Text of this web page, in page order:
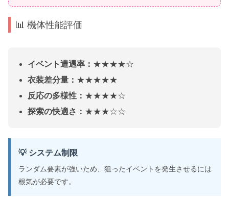
📊 機体性能評価
イベント遭遇率： ★★★★☆
衣装差分量： ★★★★★
反応の多様性： ★★★★☆
探索の快適さ： ★★★☆☆
💡 システム制限
ランダム要素が強いため、狙ったイベントを発生させるには
根気が必要です。